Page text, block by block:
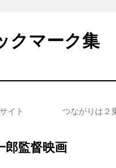
クマーク集
イト つながりは
郎監督映画